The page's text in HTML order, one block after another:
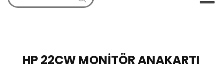
HP 22CW MONİTÖR ANAKARTI